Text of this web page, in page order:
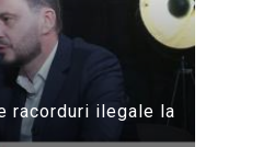
racorduri ilegale la